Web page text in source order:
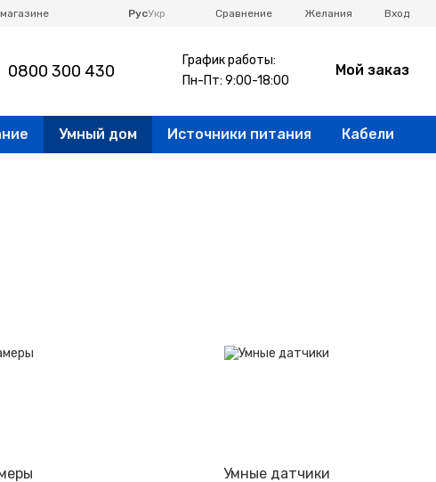
РусУкр Сравнение Желания Вход
0800 300 430
График работы:
Пн-Пт: 9:00-18:00
Мой заказ
Умный дом Источники питания Кабели
Умные датчики